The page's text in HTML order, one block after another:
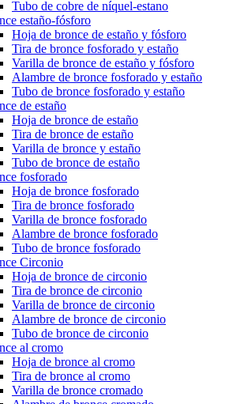
Tubo de cobre de níquel-estano
estaño-fósforo
Hoja de bronce de estaño y fósforo
Tira de bronce fosforado y estaño
Varilla de bronce de estaño y fósforo
Alambre de bronce fosforado y estaño
Tubo de bronce fosforado y estaño
de estaño
Hoja de bronce de estaño
Tira de bronce de estaño
Varilla de bronce y estaño
Tubo de bronce de estaño
fosforado
Hoja de bronce fosforado
Tira de bronce fosforado
Varilla de bronce fosforado
Alambre de bronce fosforado
Tubo de bronce fosforado
Circonio
Hoja de bronce de circonio
Tira de bronce de circonio
Varilla de bronce de circonio
Alambre de bronce de circonio
Tubo de bronce de circonio
al cromo
Hoja de bronce al cromo
Tira de bronce al cromo
Varilla de bronce cromado